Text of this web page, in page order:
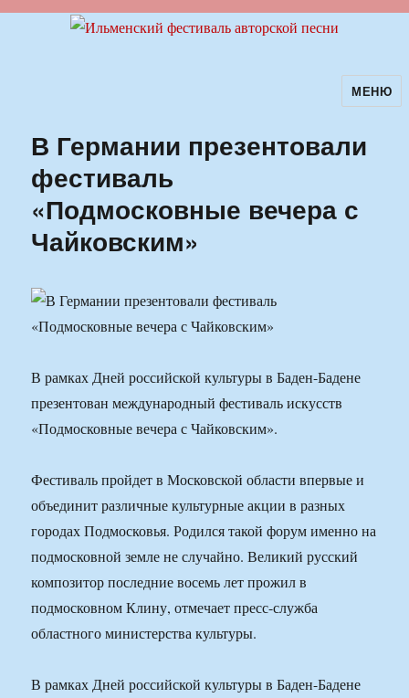
Ильменский фестиваль авторскойМЕНЮ
В Германии презентовали
фестиваль
«Подмосковные вечера с
Чайковским»
В рамках Дней российской культуры в Баден-Бадене
презентован международный фестиваль искусств
«Подмосковные вечера с Чайковским».
Фестиваль пройдет в Московской области впервые и
объединит различные культурные акции в разных
городах Подмосковья. Родился такой форум именно на
подмосковной земле не случайно. Великий русский
композитор последние восемь лет прожил в
подмосковном Клину, отмечает пресс-служба
областного министерства культуры.
В рамках Дней российской культуры в Баден-Бадене